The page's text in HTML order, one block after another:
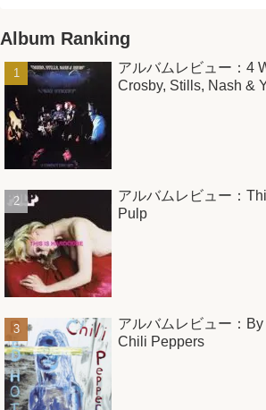
Album Ranking
アルバムレビュー：4
Crosby, Stills, Nash &
アルバムレビュー：
Pulp
アルバムレビュー：
Chili Peppers